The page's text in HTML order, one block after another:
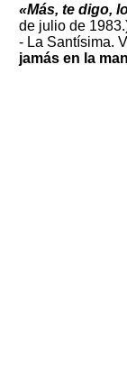
«Más, te digo,
de julio de
- La Santísima.
jamás en la